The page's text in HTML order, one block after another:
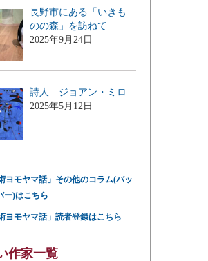
長野市にある「いきも
のの森」を訪ねて
2025年9月24日
詩人 ジョアン・ミロ
2025年5月12日
ヨモヤマ話」その他のコラム(バッ
ー)はこちら
ヨモヤマ話」読者登録はこちら
作家一覧